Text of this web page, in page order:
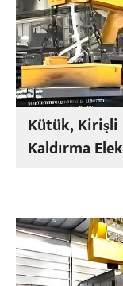
Kütük, Kirişli
Kaldırma